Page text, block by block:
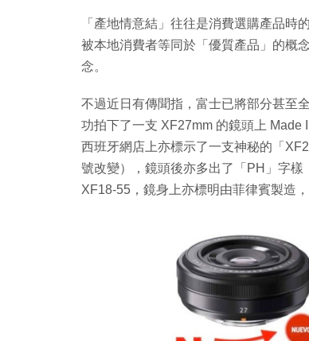
「產地情意結」往往是消費選購產品
被本地消費者等同於「優質產品」的概
念。
不過近日有傳聞指，富士已將部分甚至
功拍下了一支 XF27mm 的鏡頭上
西班牙網店上亦標示了一支神秘的「
號改變），鏡頭後亦多出了「PH」字
XF18-55，鏡身上亦標明由菲律賓製造